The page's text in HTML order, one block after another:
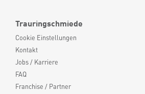
Trauringschmiede
Cookie Einstellungen
Kontakt
Jobs / Karriere
FAQ
Franchise / Partner